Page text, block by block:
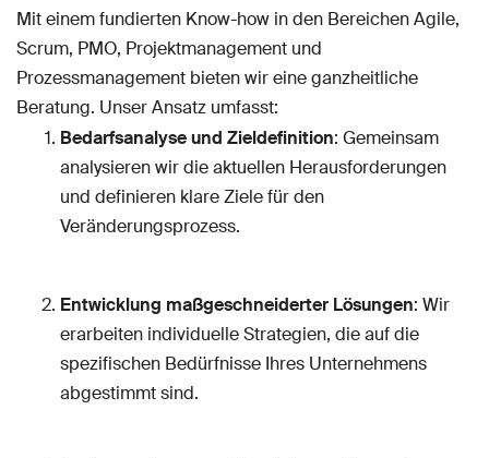
Mit einem fundierten Know-how in den Bereichen Agile,
Scrum, PMO, Projektmanagement und
Prozessmanagement bieten wir eine ganzheitliche
Beratung. Unser Ansatz umfasst:
Bedarfsanalyse und Zieldefinition: Gemeinsam
analysieren wir die aktuellen Herausforderungen
und definieren klare Ziele für den
Veränderungsprozess.
Entwicklung maßgeschneiderter Lösungen: Wir
erarbeiten individuelle Strategien, die auf die
spezifischen Bedürfnisse Ihres Unternehmens
abgestimmt sind.